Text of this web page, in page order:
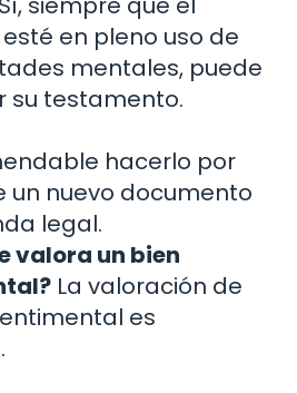
en pleno uso de
mentales, puede
su testamento.
hacerlo por
un nuevo documento
legal.
valora un bien
La valoración de
es